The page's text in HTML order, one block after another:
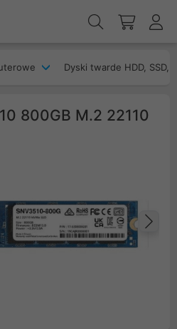
Dyski twarde HDD, SSD,
800GB M.2 22110